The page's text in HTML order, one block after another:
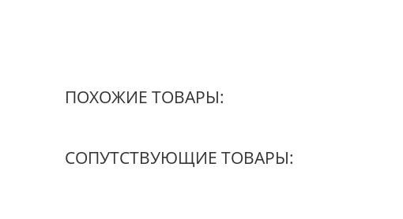
ПОХОЖИЕ ТОВАРЫ:
СОПУТСТВУЮЩИЕ ТОВАРЫ: